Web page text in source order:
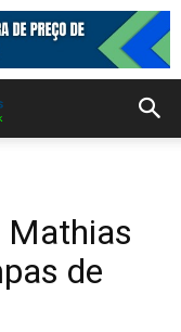
Mathias
de